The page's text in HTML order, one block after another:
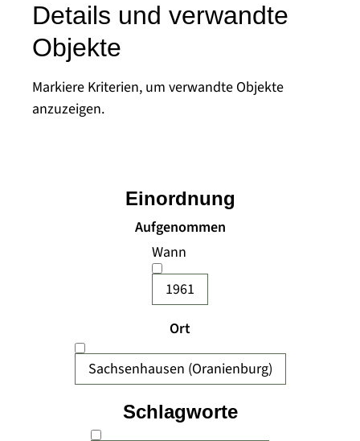
Details und verwandte
Objekte
Markiere Kriterien, um verwandte Objekte
anzuzeigen.
Aufgenommen
Wann
1961
Ort
Sachsenhausen (Oranienburg)
Einordnung
Schlagworte